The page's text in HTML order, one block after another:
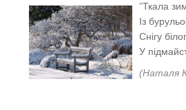
"Ткала
Із
Снігу
У
(Наталя